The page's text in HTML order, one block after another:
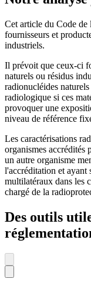
Cet article du Code de
fournisseurs et
industriels.
Il prévoit que ceux-ci
naturels ou résidus
radionucléides
radiologique si ces
provoquer une
niveau de référence
Les caractérisations
organismes accrédités
un autre organisme
l'accréditation et ayant
multilatéraux dans les
chargé de la
Des outils